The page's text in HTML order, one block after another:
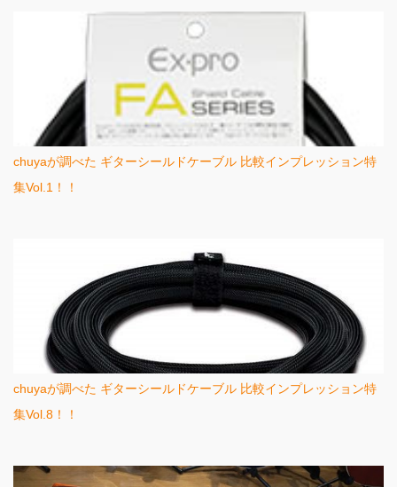
chuyaが調べた ギターシールドケーブル 比較インプレッション特
集Vol.1！！
chuyaが調べた ギターシールドケーブル 比較インプレッション特
集Vol.8！！